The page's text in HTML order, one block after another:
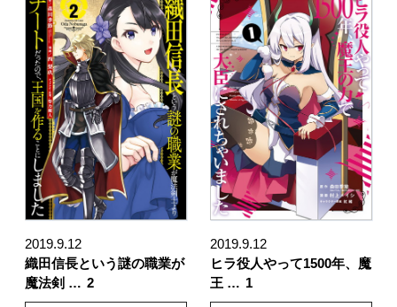
2019.9.12
織田信長という謎の職業が
魔法剣 … 2
2019.9.12
ヒラ役人やって1500年、魔
王 … 1